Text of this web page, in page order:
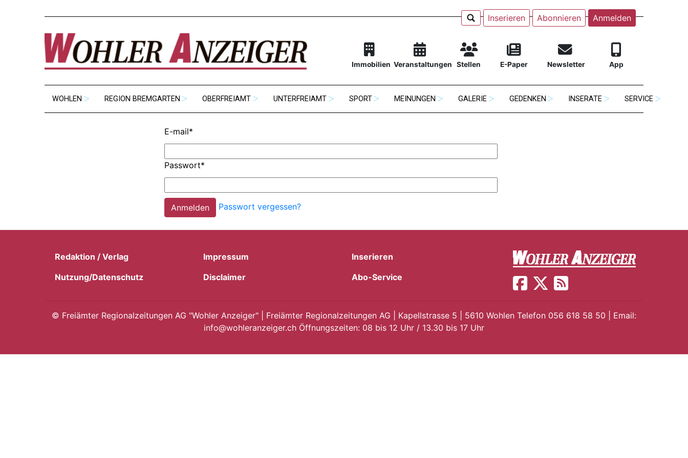
Inserieren Abonnieren Anmelden
Immobilien Veranstaltungen Stellen E-Paper Newsletter App
WOHLEN REGION BREMGARTEN OBERFREIAMT UNTERFREIAMT SPORT MEINUNGEN GALERIE GEDENKEN INSERATE SERVICE
E-mail*
Passwort*
Passwort vergessen?
Redaktion / Verlag Impressum
Inserieren
Nutzung/Datenschutz
Disclaimer Abo-Service
© Freiämter Regionalzeitungen AG "Wohler Anzeiger" | Freiämter Regionalzeitungen AG | Kapellstrasse 5 | 5610 Wohlen Telefon 056 618 58 50 | Email:
info@wohleranzeiger.ch Öffnungszeiten: 08 bis 12 Uhr / 13.30 bis 17 Uhr